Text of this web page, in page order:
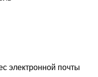
электронной почты